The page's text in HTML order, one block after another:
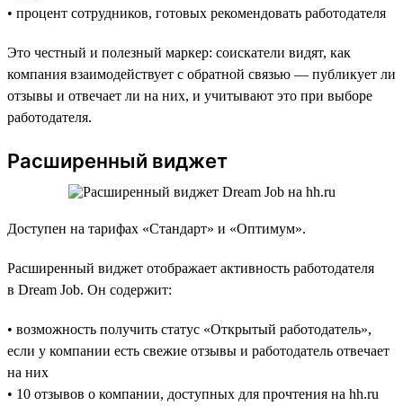
• процент сотрудников, готовых рекомендовать работодателя
Это честный и полезный маркер: соискатели видят, как
компания взаимодействует с обратной связью — публикует ли
отзывы и отвечает ли на них, и учитывают это при выборе
работодателя.
Расширенный виджет
Доступен на тарифах «Стандарт» и «Оптимум».
Расширенный виджет отображает активность работодателя
в Dream Job. Он содержит:
• возможность получить статус «Открытый работодатель»,
если у компании есть свежие отзывы и работодатель отвечает
на них
• 10 отзывов о компании, доступных для прочтения на hh.ru